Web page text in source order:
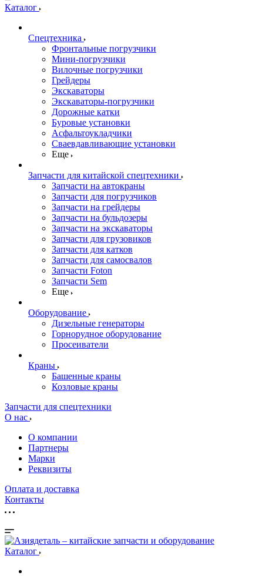
Каталог
Спецтехника
Фронтальные погрузчики
Мини-погрузчики
Вилочные погрузчики
Грейдеры
Экскаваторы
Экскаваторы-погрузчики
Дорожные катки
Буровые установки
Асфальтоукладчики
Сваевдавливающие установки
Еще
Запчасти для китайской спецтехники
Запчасти на автокраны
Запчасти для погрузчиков
Запчасти на грейдеры
Запчасти на бульдозеры
Запчасти на экскаваторы
Запчасти для грузовиков
Запчасти для катков
Запчасти для самосвалов
Запчасти Foton
Запчасти Sem
Еще
Оборудование
Дизельные генераторы
Горнорудное оборудование
Просеиватели
Краны
Башенные краны
Козловые краны
Запчасти для спецтехники
О нас
О компании
Партнеры
Марки
Реквизиты
Оплата и доставка
Контакты
Каталог